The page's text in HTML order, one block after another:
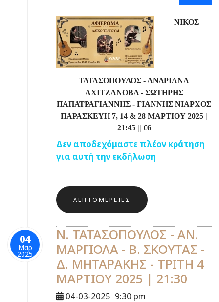
ΝΙΚΟΣ
ΤΑΤΑΣΟΠΟΥΛΟΣ - ΑΝΔΡΙΑΝΑ
ΑΧΙΤΖΑΝΟΒΑ - ΣΩΤΗΡΗΣ
ΠΑΠΑΤΡΑΓΙΑΝΝΗΣ - ΓΙΑΝΝΗΣ ΝΙΑΡΧΟΣ
ΠΑΡΑΣΚΕΥΗ 7, 14 & 28 ΜΑΡΤΙΟΥ 2025 |
21:45 || €6
Δεν αποδεχόμαστε πλέον κράτηση
για αυτή την εκδήλωση
ΛΕΠΤΟΜΈΡΕΙΕΣ
04
Μαρ
2025
Ν. ΤΑΤΑΣΟΠΟΥΛΟΣ - ΑΝ.
ΜΑΡΓΙΟΛΑ - Β. ΣΚΟΥΤΑΣ -
Δ. ΜΗΤΑΡΑΚΗΣ - ΤΡΙΤΗ 4
ΜΑΡΤΙΟΥ 2025 | 21:30
04-03-2025 9:30 pm